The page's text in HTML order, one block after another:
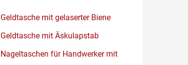
Geldtasche mit gelaserter Biene
Geldtasche mit Äskulapstab
Nageltaschen für Handwerker mit